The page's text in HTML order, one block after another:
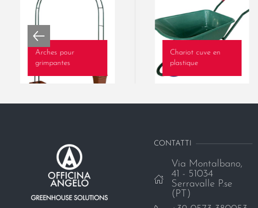
Arches pour
grimpantes
Chariot cuve en
plastique
CONTATTI
Via Montalbano,
41 - 51034
Serravalle P.se
(PT)